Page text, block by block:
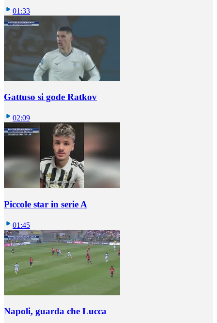
01:33
Gattuso si gode Ratkov
02:09
Piccole star in serie A
01:45
Napoli, guarda che Lucca